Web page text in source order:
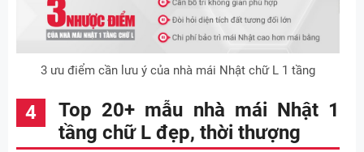
3 ưu điểm cần lưu ý của nhà mái Nhật chữ L 1 tầng
Top 20+ mẫu nhà mái Nhật 1
tầng chữ L đẹp, thời thượng